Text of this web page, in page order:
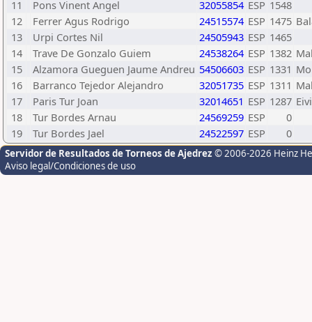
11
Pons Vinent Angel 32055854 ESP 1548
12
Ferrer Agus Rodrigo 24515574 ESP 1475
13
Urpi Cortes Nil 24505943 ESP 1465
14
Trave De Gonzalo Guiem 24538264 ESP 1382
15
Alzamora Gueguen Jaume Andreu 54506603 ESP 1331
16
Barranco Tejedor Alejandro 32051735 ESP 1311
17
Paris Tur Joan 32014651 ESP 1287
18
Tur Bordes Arnau 24569259 ESP
0
19
Tur Bordes Jael 24522597 ESP 0
Servidor de Resultados de Torneos de Ajedrez © 2006-2026 Heinz
Aviso legal/Condiciones de uso